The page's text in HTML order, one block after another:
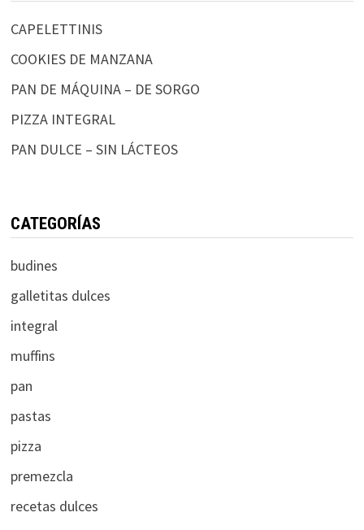
CAPELETTINIS
COOKIES DE MANZANA
PAN DE MÁQUINA – DE SORGO
PIZZA INTEGRAL
PAN DULCE – SIN LÁCTEOS
CATEGORÍAS
budines
galletitas dulces
integral
muffins
pan
pastas
pizza
premezcla
recetas dulces